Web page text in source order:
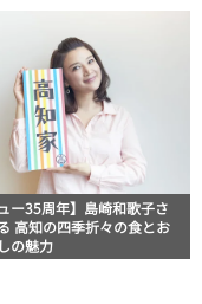
ュー35周年】島崎和歌子さ
高知の四季折々の食とお
の魅力